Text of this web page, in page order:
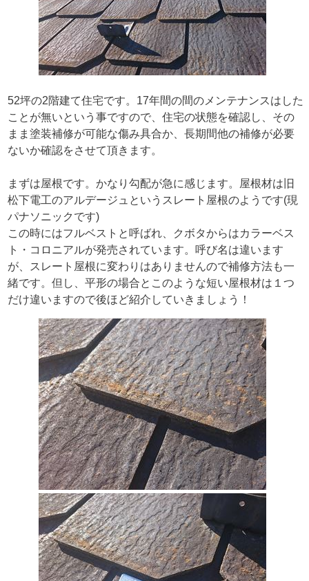
52坪の2階建て住宅です。17年間の間のメンテナンスはした
ことが無いという事ですので、住宅の状態を確認し、その
まま塗装補修が可能な傷み具合か、長期間他の補修が必要
ないか確認をさせて頂きます。
まずは屋根です。かなり勾配が急に感じます。屋根材は旧
松下電工のアルデージュというスレート屋根のようです(現
パナソニックです)
この時にはフルベストと呼ばれ、クボタからはカラーベス
ト・コロニアルが発売されています。呼び名は違います
が、スレート屋根に変わりはありませんので補修方法も一
緒です。但し、平形の場合とこのような短い屋根材は１つ
だけ違いますので後ほど紹介していきましょう！